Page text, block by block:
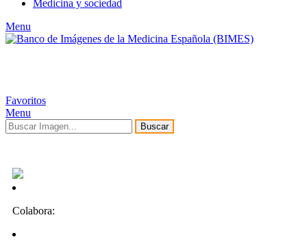
Medicina y sociedad
Menu
Favoritos
Menu
Buscar
Colabora: